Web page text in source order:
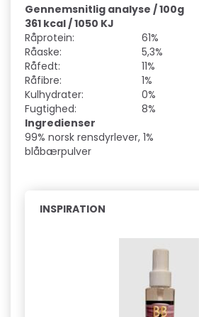
Gennemsnitlig analyse / 100g
361 kcal / 1050 KJ
Råprotein:
61%
Råaske:
5,3%
Råfedt:
11%
Råfibre:
1%
Kulhydrater:
0%
Fugtighed:
8%
Ingredienser
99% norsk rensdyrlever, 1%
blåbærpulver
INSPIRATION